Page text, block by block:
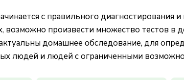
с правильного
возможно произвести множество тестов
домашнее обследование, для
людей и людей с ограниченными